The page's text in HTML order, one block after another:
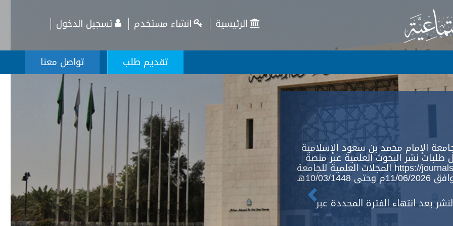
الرئيسية انشاء مستخدم تسجيل الدخول
تقديم طلب تواصل معنا
الإمام محمد بن سعود الإسلامية
طلبات نشر البحوث العلمية عبر منصة
المجلات العلمية للجامعة https://journals.imamu.edu.sa ، وذلك خلال
الفترة من 25/12/1447هـ الموافق 11/06/2026م وحتى 10/03/1448هـ
بعد انتهاء الفترة المحددة عبر
Previous